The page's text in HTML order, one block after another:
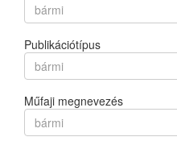
bármi
Publikációtípus
bármi
Műfaji megnevezés
bármi